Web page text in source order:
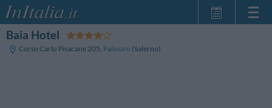
Baia Hotel
Corso Carlo Pisacane 205, Palinuro (Salerno)